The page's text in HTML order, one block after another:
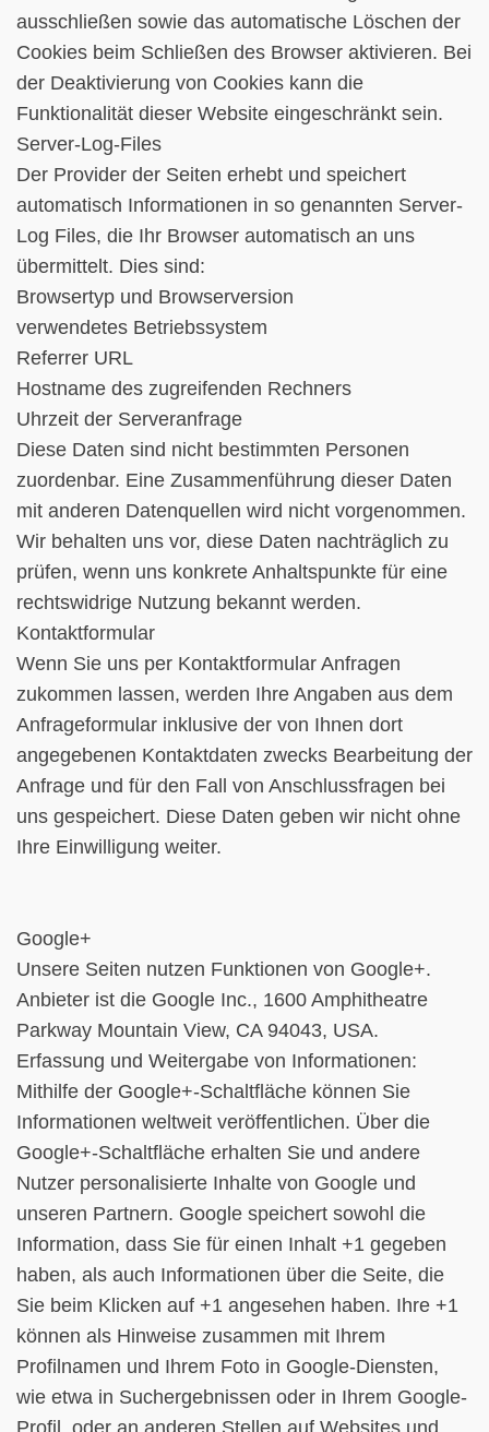
ausschließen sowie das automatische Löschen der
Cookies beim Schließen des Browser aktivieren. Bei
der Deaktivierung von Cookies kann die
Funktionalität dieser Website eingeschränkt sein.
Server-Log-Files
Der Provider der Seiten erhebt und speichert
automatisch Informationen in so genannten Server-
Log Files, die Ihr Browser automatisch an uns
übermittelt. Dies sind:
Browsertyp und Browserversion
verwendetes Betriebssystem
Referrer URL
Hostname des zugreifenden Rechners
Uhrzeit der Serveranfrage
Diese Daten sind nicht bestimmten Personen
zuordenbar. Eine Zusammenführung dieser Daten
mit anderen Datenquellen wird nicht vorgenommen.
Wir behalten uns vor, diese Daten nachträglich zu
prüfen, wenn uns konkrete Anhaltspunkte für eine
rechtswidrige Nutzung bekannt werden.
Kontaktformular
Wenn Sie uns per Kontaktformular Anfragen
zukommen lassen, werden Ihre Angaben aus dem
Anfrageformular inklusive der von Ihnen dort
angegebenen Kontaktdaten zwecks Bearbeitung der
Anfrage und für den Fall von Anschlussfragen bei
uns gespeichert. Diese Daten geben wir nicht ohne
Ihre Einwilligung weiter.
Google+
Unsere Seiten nutzen Funktionen von Google+.
Anbieter ist die Google Inc., 1600 Amphitheatre
Parkway Mountain View, CA 94043, USA.
Erfassung und Weitergabe von Informationen:
Mithilfe der Google+-Schaltfläche können Sie
Informationen weltweit veröffentlichen. Über die
Google+-Schaltfläche erhalten Sie und andere
Nutzer personalisierte Inhalte von Google und
unseren Partnern. Google speichert sowohl die
Information, dass Sie für einen Inhalt +1 gegeben
haben, als auch Informationen über die Seite, die
Sie beim Klicken auf +1 angesehen haben. Ihre +1
können als Hinweise zusammen mit Ihrem
Profilnamen und Ihrem Foto in Google-Diensten,
wie etwa in Suchergebnissen oder in Ihrem Google-